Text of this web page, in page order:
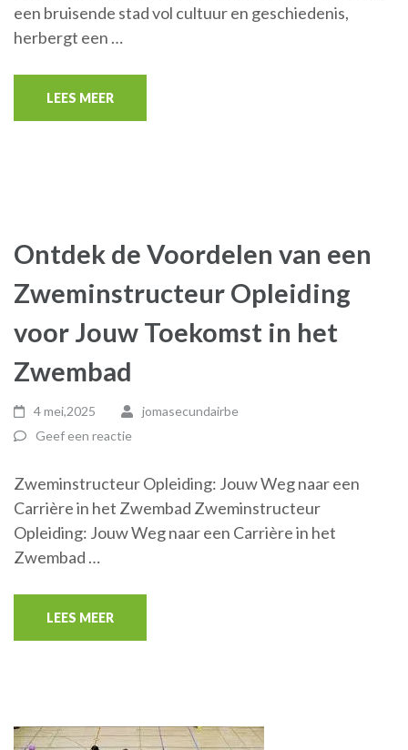
een bruisende stad vol cultuur en geschiedenis,
herbergt een …
LEES MEER
Ontdek de Voordelen van een
Zweminstructeur Opleiding
voor Jouw Toekomst in het
Zwembad
4 mei,2025
jomasecundairbe
Geef een reactie
Zweminstructeur Opleiding: Jouw Weg naar een
Carrière in het Zwembad Zweminstructeur
Opleiding: Jouw Weg naar een Carrière in het
Zwembad …
LEES MEER